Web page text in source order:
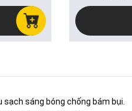
sáng bóng chống bám bụi.